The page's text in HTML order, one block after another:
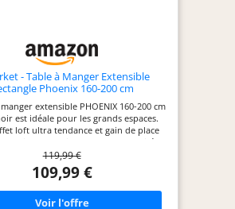
- Table à Manger Extensible
Phoenix 160-200 cm
extensible PHOENIX 160-200 cm
est idéale pour les grands espaces.
loft ultra tendance et gain de place
fonction extensible ! Avec sa capacité 4-
pourrez accueillir vos convives pour
bons moments. Aspect cossu grâce à
plateau aux hauts rebords et ses larges
x 1,5 cm). Structure à l'aspect massif et
: stabilité et qualité garanties.
119,99 €
109,99 €